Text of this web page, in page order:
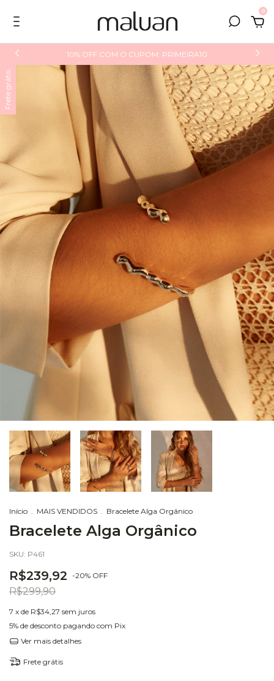
0
10% OFF COM O CUPOM: PRIMEIRA10
Frete grátis
Início . MAIS VENDIDOS . Bracelete Alga Orgânico
Bracelete Alga Orgânico
SKU: P461
R$239,92 -20% OFF
R$299,90
7 x de R$34,27 sem juros
5% de desconto pagando com Pix
Ver mais detalhes
Frete grátis